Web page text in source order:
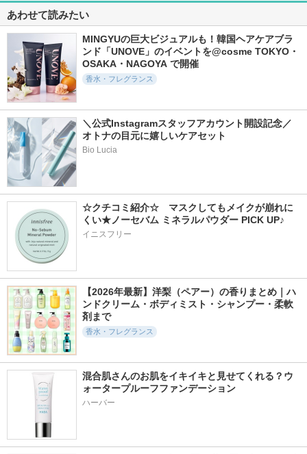
あわせて読みたい
MINGYUの巨大ビジュアルも！韓国ヘアケアブラ
ンド「UNOVE」のイベントを@cosme TOKYO・
OSAKA・NAGOYA で開催
香水・フレグランス
＼公式Instagramスタッフアカウント開設記念／
オトナの目元に嬉しいケアセット
Bio Lucia
☆クチコミ紹介☆　マスクしてもメイクが崩れに
くい★ノーセバム ミネラルパウダー PICK UP♪
イニスフリー
【2026年最新】洋梨（ペアー）の香りまとめ｜ハ
ンドクリーム・ボディミスト・シャンプー・柔軟
剤まで
香水・フレグランス
混合肌さんのお肌をイキイキと見せてくれる？ウ
ォータープルーフファンデーション
ハーバー